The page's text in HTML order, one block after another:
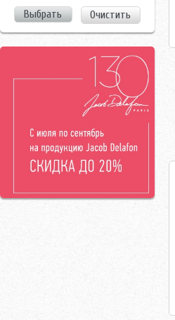
Laufen
Monte Bianco
Noken
Pyramis
Sanela
Sanita
Sanita Lux
Santeri
Италия
Китай
Росcия
Финляндия
Чехия/Россия
Швецария
Швеция
Очистить